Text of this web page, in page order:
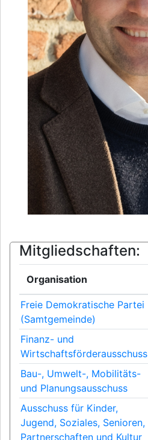
Mitgliedschaften:
Organisation
Freie Demokratische Partei
(Samtgemeinde)
Finanz- und
Wirtschaftsförderausschuss
Bau-, Umwelt-, Mobilitäts-
und Planungsausschuss
Ausschuss für Kinder,
Jugend, Soziales, Senioren,
Partnerschaften und Kultur